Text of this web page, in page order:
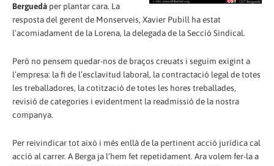
Berguedà per plantar cara. La
resposta del gerent de Monserveis, Xavier Pubill ha estat
l’acomiadament de la Lorena, la delegada de la Secció Sindical.
Però no pensem quedar-nos de braços creuats i seguim exigint a
l’empresa: la fi de l’esclavitud laboral, la contractació legal de totes
les treballadores, la cotització de totes les hores treballades,
revisió de categories i evidentment la readmissió de la nostra
companya.
Per reivindicar tot això i més enllà de la pertinent acció jurídica cal
acció al carrer. A Berga ja l’hem fet repetidament. Ara volem fer-la a